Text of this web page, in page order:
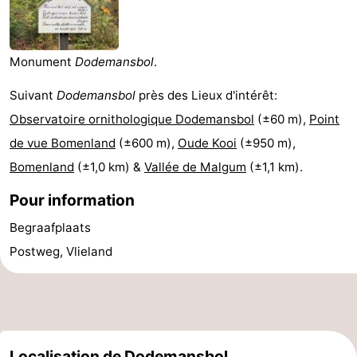
Last
minutes
Plages
Voir
et
faire
Lieux
d'intérêt
-
Musées
-
Monuments
-
Points
Attractions
Monument Dodemansbol.
Suivant Dodemansbol près des Lieux d'intérêt:
Observatoire ornithologique Dodemansbol (±60 m), Point
de vue Bomenland (±600 m), Oude Kooi (±950 m),
Bomenland (±1,0 km) & Vallée de Malgum (±1,1 km).
Pour information
Begraafplaats
Postweg, Vlieland